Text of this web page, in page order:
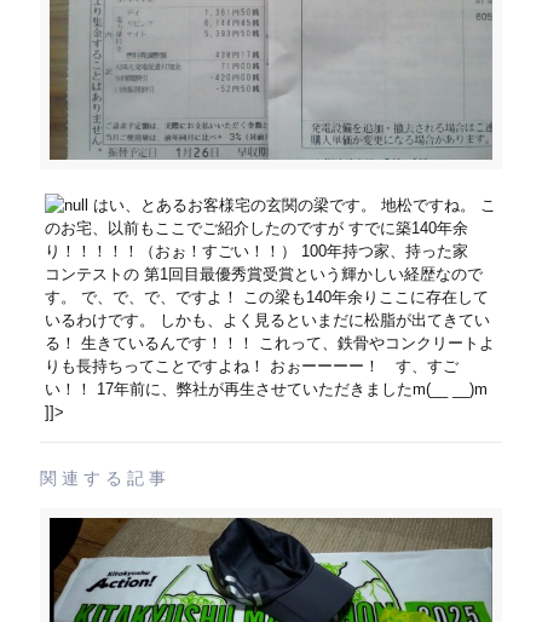
はい、とあるお客様宅の玄関の梁です。 地松ですね。 こ
のお宅、以前もここでご紹介したのですが すでに築140年余
り！！！！！（おぉ！すごい！！） 100年持つ家、持った家
コンテストの 第1回目最優秀賞受賞という輝かしい経歴なので
す。 で、で、で、ですよ！ この梁も140年余りここに存在して
いるわけです。 しかも、よく見るといまだに松脂が出てきてい
る！ 生きているんです！！！ これって、鉄骨やコンクリートよ
りも長持ちってことですよね！ おぉーーーー！ す、すご
い！！ 17年前に、弊社が再生させていただきましたm(__ __)m
]]>
関連する記事